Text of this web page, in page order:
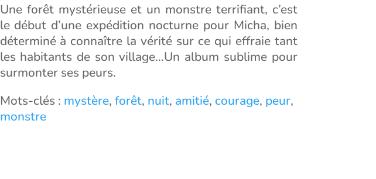
Une forêt mystérieuse et un monstre terrifiant, c’est
le début d’une expédition nocturne pour Micha, bien
déterminé à connaître la vérité sur ce qui effraie tant
les habitants de son village…Un album sublime pour
surmonter ses peurs.
Mots-clés : mystère, forêt, nuit, amitié, courage, peur,
monstre